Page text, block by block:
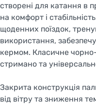
створені для катання в
на комфорт і
щоденних поїздок,
використання,
кермом. Класичне
стримано та
Закрита конструкція
від вітру та зниження